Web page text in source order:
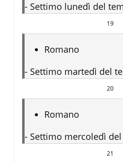
- Settimo lunedì del
19
Romano
- Settimo martedì del
20
Romano
- Settimo mercoledì
21